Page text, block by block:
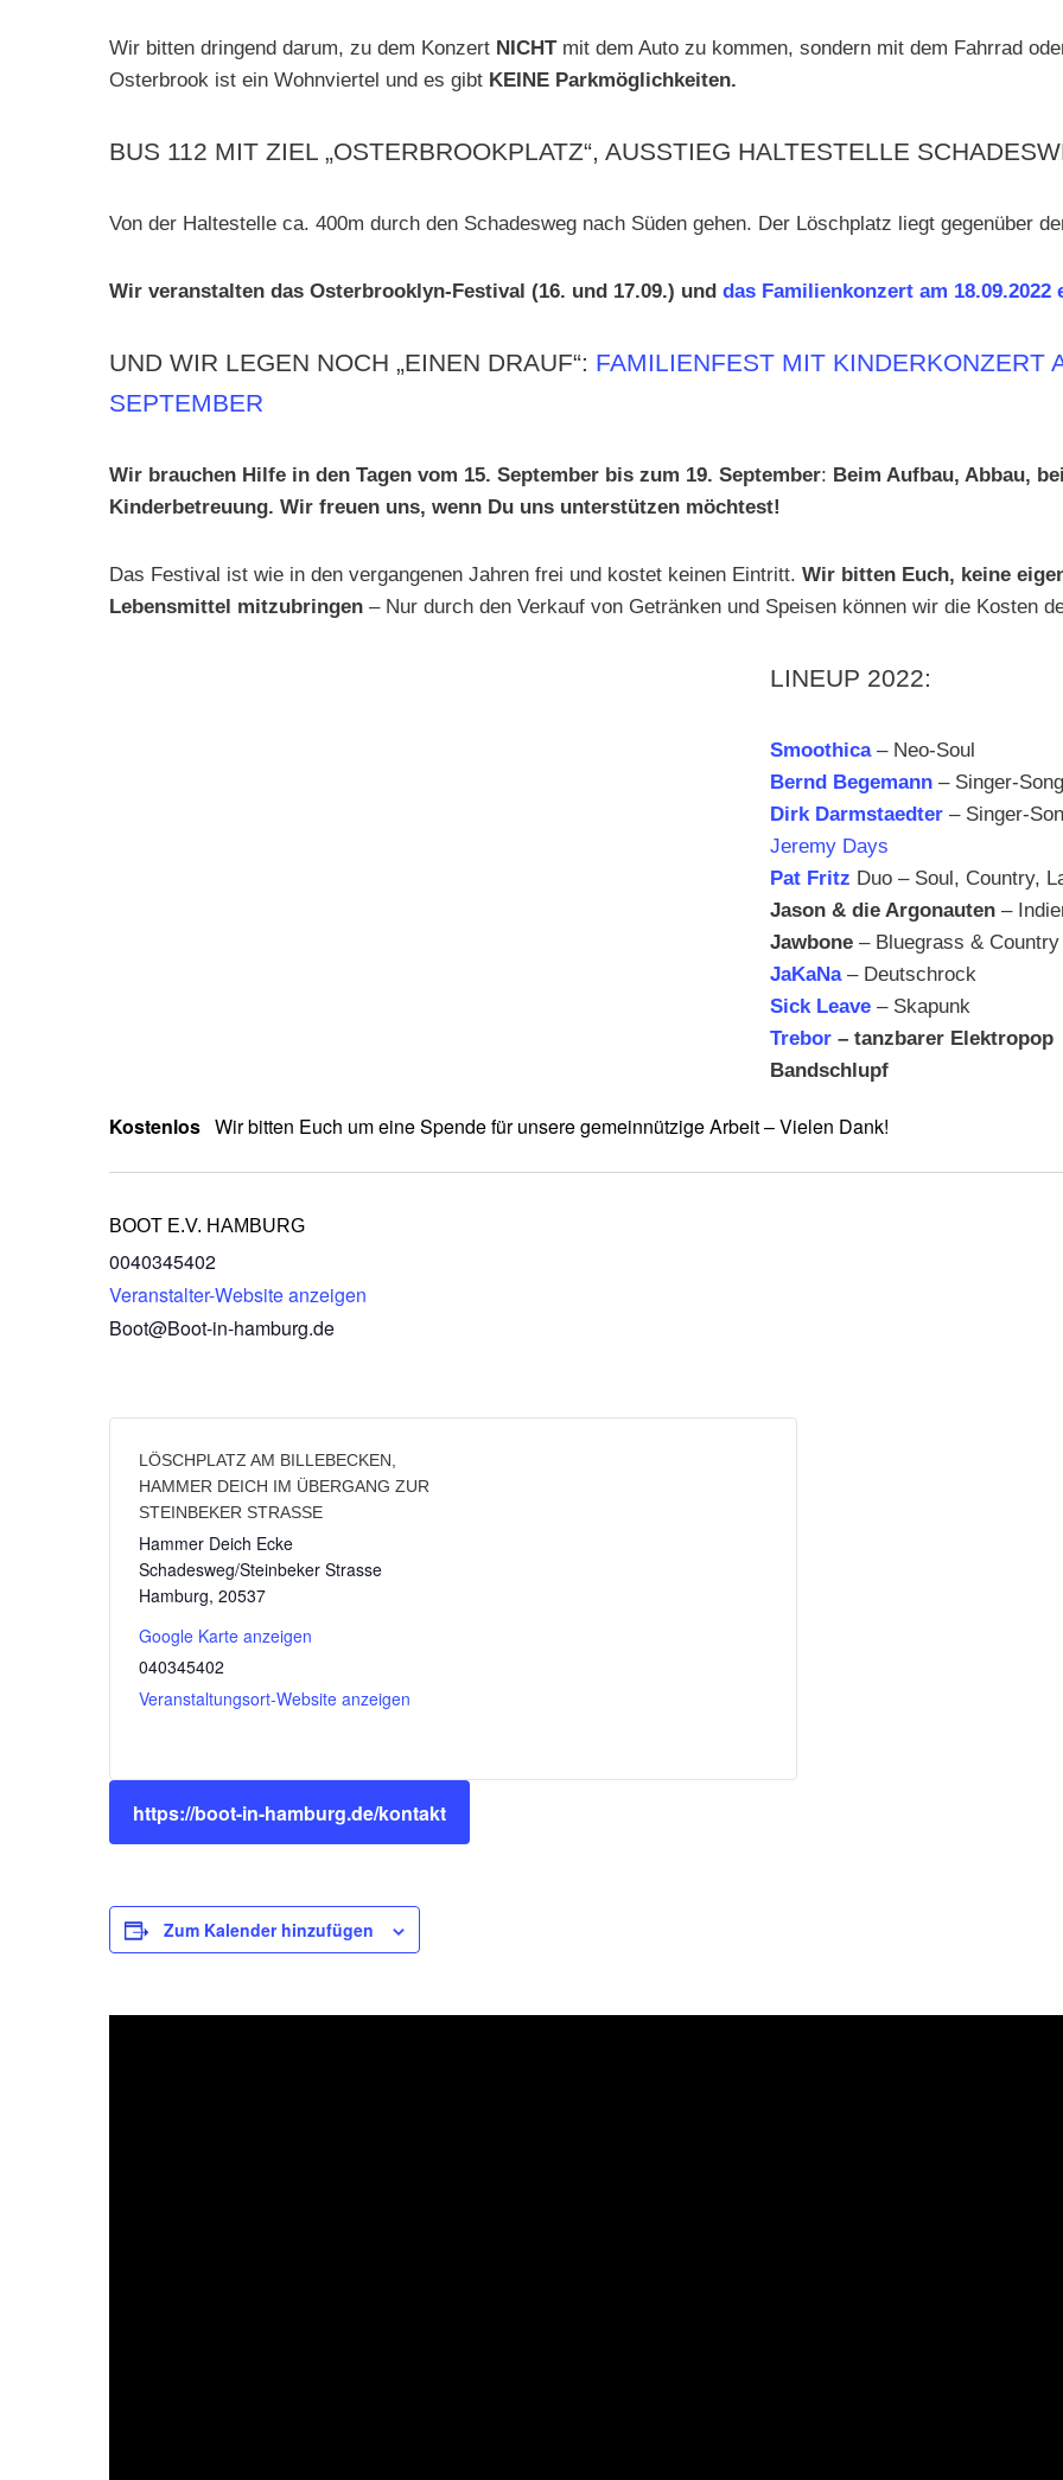
Wir bitten dringend darum, zu dem Konzert NICHTmit dem Auto zu kommen, sondern mit dem Fahrrad
Osterbrook ist ein Wohnviertel und es gibt KEINE Parkmöglichkeiten.
BUS 112 MIT ZIEL „OSTERBROOKPLATZ“, AUSSTIEG HALTESTELLE
Von der Haltestelle ca. 400m durch den Schadesweg nach Süden gehen. Der Löschplatz liegt gegenüber
Wir veranstalten das Osterbrooklyn-Festival (16. und 17.09.) und das Familienkonzert am 18.09.2022
UND WIR LEGEN NOCH „EINEN DRAUF“: FAMILIENFEST MIT KINDERKONZERT
SEPTEMBER
Wir brauchen Hilfe in den Tagen vom 15. September bis zum 19. September: Beim Aufbau, Abbau,
Kinderbetreuung. Wir freuen uns, wenn Du uns unterstützen möchtest!
Das Festival ist wie in den vergangenen Jahren frei und kostet keinen Eintritt. Wir bitten Euch, keine
Lebensmittel mitzubringen – Nur durch den Verkauf von Getränken und Speisen können wir die Kosten
LINEUP 2022:
Smoothica– Neo-Soul
Bernd Begemann – Singer-
Dirk Darmstaedter – Singer-
Jeremy Days
Pat Fritz Duo – Soul, Country,
Jason & die Argonauten –
Jawbone – Bluegrass & Country
JaKaNa– Deutschrock
Sick Leave – Skapunk
Trebor – tanzbarer Elektropop
Bandschlupf
Kostenlos Wir bitten Euch um eine Spende für unsere gemeinnützige Arbeit – Vielen Dank!
BOOT E.V. HAMBURG
0040345402
Veranstalter-Website anzeigen
Boot@Boot-in-hamburg.de
LÖSCHPLATZ AM BILLEBECKEN,
HAMMER DEICH IM ÜBERGANG ZUR
STEINBEKER STRASSE
Hammer Deich Ecke
Schadesweg/Steinbeker Strasse
Hamburg, 20537
Google Karte anzeigen
040345402
Veranstaltungsort-Website anzeigen
https://boot-in-hamburg.de/kontakt
Zum Kalender hinzufügen